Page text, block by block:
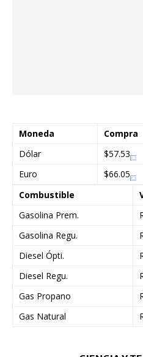
Moneda Compra
Dólar
$57.53
Euro
$66.05
Combustible
Gasolina Prem.
Gasolina Regu.
Diesel Ópti.
Diesel Regu.
Gas Propano
Gas Natural